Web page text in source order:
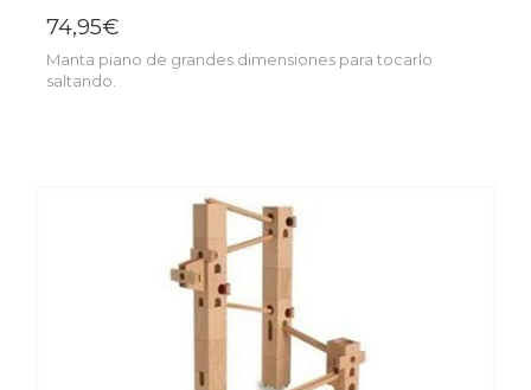
74,95€
Manta piano de grandes dimensiones para tocarlo
saltando.